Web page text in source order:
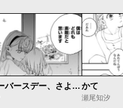
ハッピーバースデー、さよならかて
瀬尾知汐